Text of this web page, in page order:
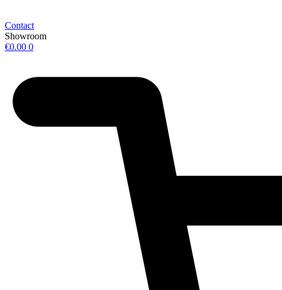
Contact
Showroom
€0.00 0